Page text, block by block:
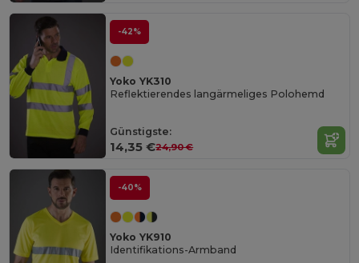
-42%
Yoko YK310
Reflektierendes langärmeliges Polohemd
Günstigste:
14,35 €24,90 €
-40%
Yoko YK910
Identifikations-Armband